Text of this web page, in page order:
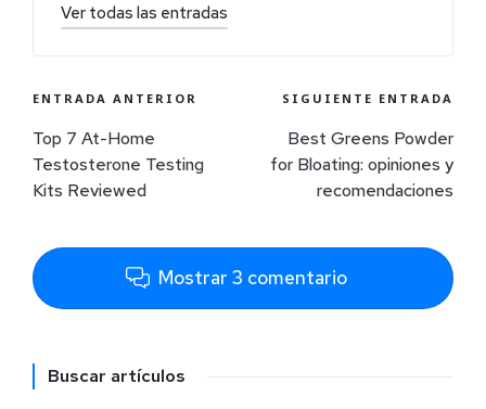
Ver todas las entradas
ENTRADA ANTERIOR
Top 7 At-Home
Testosterone Testing
Kits Reviewed
SIGUIENTE ENTRADA
Best Greens Powder
for Bloating: opiniones y
recomendaciones
Mostrar 3 comentario
Buscar artículos